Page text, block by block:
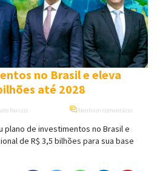
no Brasil e eleva
até 2028
Parizzi Nenhum comentário
plano de investimentos no Brasil e
de R$ 3,5 bilhões para sua base